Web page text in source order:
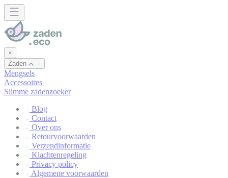
×
Zaden
Mengsels
Accessoires
Slimme zadenzoeker
Blog
Contact
Over ons
Retourvoorwaarden
Verzendinformatie
Klachtenregeling
Privacy policy
Algemene voorwaarden
Cookies beheer paneel